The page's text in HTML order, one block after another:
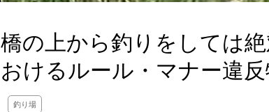
橋の上から釣りをしては
おけるルール・マナー違
釣り場